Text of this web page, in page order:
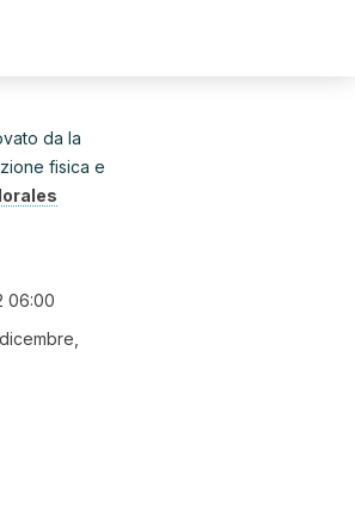
da la
fisica e
06:00